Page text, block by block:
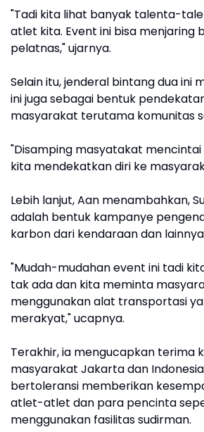
"Tadi kita lihat banyak talenta-
atlet kita. Event ini bisa menjaring
pelatnas," ujarnya.
Selain itu, jenderal bintang dua ini
ini juga sebagai bentuk
masyarakat terutama komunitas
"Disamping masyatakat mencintai
kita mendekatkan diri ke
Lebih lanjut, Aan menambahkan,
adalah bentuk kampanye
karbon dari kendaraan dan
"Mudah-mudahan event ini tadi
tak ada dan kita meminta
menggunakan alat transportasi
merakyat," ucapnya.
Terakhir, ia mengucapkan terima
masyarakat Jakarta dan
bertoleransi memberikan
atlet-atlet dan para pencinta
menggunakan fasilitas sudirman.